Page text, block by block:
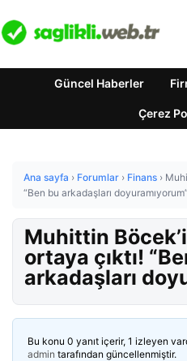
Güncel Haberler
Çerez
Ana sayfa › Forumlar › Finans ›
“Ben bu arkadaşları doyuramıyorum”
Muhittin
ortaya çıktı!
arkadaşları
Bu konu 0 yanıt içerir, 1 izleyen
admin tarafından güncellenmiştir.